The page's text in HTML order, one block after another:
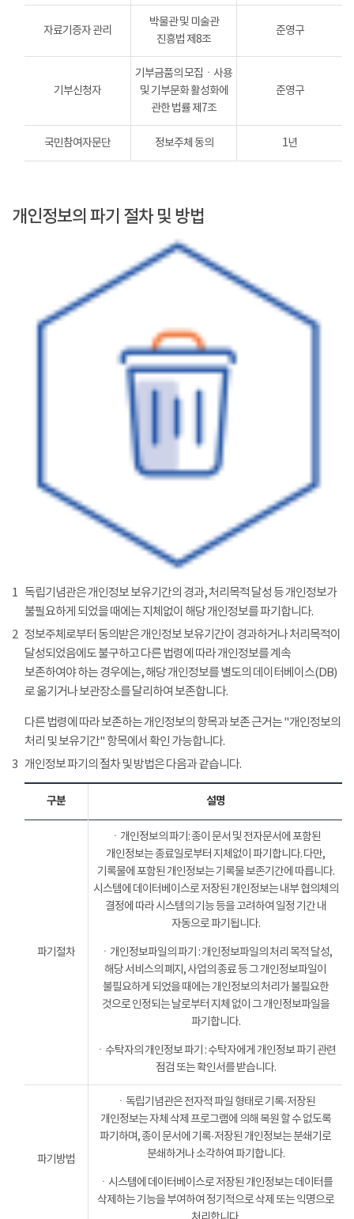
자료기증자 관리
박물관 및 미술관
진흥법 제8조
준영구
기부신청자
기부금품의 모집ㆍ사용
및 기부문화 활성화에
관한 법률 제7조
준영구
국민참여자문단 정보주체 동의 1년
개인정보의 파기 절차 및 방법
1 독립기념관은 개인정보 보유기간의 경과, 처리목적 달성 등 개인정보가
불필요하게 되었을 때에는 지체없이 해당 개인정보를 파기합니다.
2 정보주체로부터 동의받은 개인정보 보유기간이 경과하거나 처리목적이
달성되었음에도 불구하고 다른 법령에 따라 개인정보를 계속
보존하여야 하는 경우에는, 해당 개인정보를 별도의 데이터베이스(DB)
로 옮기거나 보관장소를 달리하여 보존합니다.
다른 법령에 따라 보존하는 개인정보의 항목과 보존 근거는 "개인정보의
처리 및 보유기간" 항목에서 확인 가능합니다.
3 개인정보 파기의 절차 및 방법은 다음과 같습니다.
구분 설명
파기절차
ㆍ개인정보의 파기: 종이 문서 및 전자문서에 포함된
개인정보는 종료일로부터 지체없이 파기합니다. 다만,
기록물에 포함된 개인정보는 기록물 보존기간에 따릅니다.
시스템에 데이터베이스로 저장된 개인정보는 내부 협의체의
결정에 따라 시스템의 기능 등을 고려하여 일정 기간 내
자동으로 파기됩니다.
ㆍ개인정보파일의 파기 : 개인정보파일의 처리 목적 달성,
해당 서비스의 폐지, 사업의 종료 등 그 개인정보파일이
불필요하게 되었을 때에는 개인정보의 처리가 불필요한
것으로 인정되는 날로부터 지체 없이 그 개인정보파일을
파기합니다.
ㆍ수탁자의 개인정보 파기 : 수탁자에게 개인정보 파기 관련
점검 또는 확인서를 받습니다.
파기방법
ㆍ독립기념관은 전자적 파일 형태로 기록·저장된
개인정보는 자체 삭제 프로그램에 의해 복원 할 수 없도록
파기하며, 종이 문서에 기록·저장된 개인정보는 분쇄기로
분쇄하거나 소각하여 파기합니다.
ㆍ시스템에 데이터베이스로 저장된 개인정보는 데이터를
삭제하는 기능을 부여하여 정기적으로 삭제 또는 익명으로